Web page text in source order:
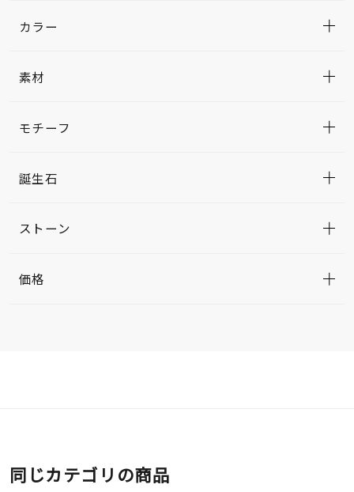
カラー
素材
モチーフ
誕生石
ストーン
価格
同じカテゴリの商品